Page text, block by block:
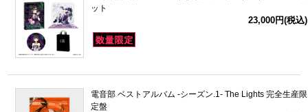
ット
23,000円(税込)
電音部 ベストアルバム -シーズン.1- The Lights 完全生産限
定盤